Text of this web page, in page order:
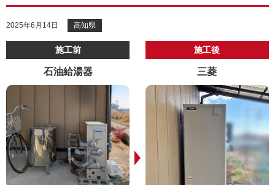
2025年6月14日 高知県
施工前
石油給湯器
施工後
三菱